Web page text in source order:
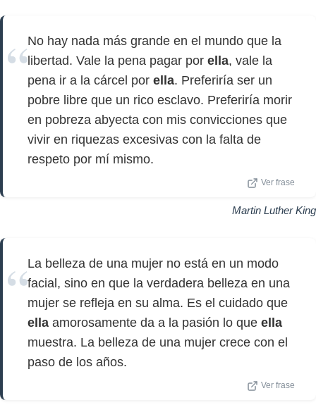
No hay nada más grande en el mundo que la
libertad. Vale la pena pagar por ella, vale la
pena ir a la cárcel por ella. Preferiría ser un
pobre libre que un rico esclavo. Preferiría morir
en pobreza abyecta con mis convicciones que
vivir en riquezas excesivas con la falta de
respeto por mí mismo.
Ver frase
Martin Luther King
La belleza de una mujer no está en un modo
facial, sino en que la verdadera belleza en una
mujer se refleja en su alma. Es el cuidado que
ella amorosamente da a la pasión lo que ella
muestra. La belleza de una mujer crece con el
paso de los años.
Ver frase